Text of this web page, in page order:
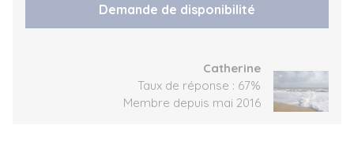
Demande de disponibilité
Catherine
Taux de réponse : 67%
Membre depuis mai 2016